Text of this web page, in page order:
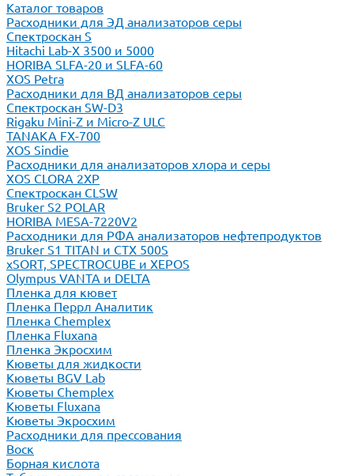
Каталог товаров
Расходники для ЭД анализаторов серы
Спектроскан S
Hitachi Lab-X 3500 и 5000
HORIBA SLFA-20 и SLFA-60
XOS Petra
Расходники для ВД анализаторов серы
Спектроскан SW-D3
Rigaku Mini-Z и Micro-Z ULC
TANAKA FX-700
XOS Sindie
Расходники для анализаторов хлора и серы
XOS CLORA 2XP
Спектроскан CLSW
Bruker S2 POLAR
HORIBA MESA-7220V2
Расходники для РФА анализаторов нефтепродуктов
Bruker S1 TITAN и CTX 500S
xSORT, SPECTROCUBE и XEPOS
Olympus VANTA и DELTA
Пленка для кювет
Пленка Перрл Аналитик
Пленка Chemplex
Пленка Fluxana
Пленка Экросхим
Кюветы для жидкости
Кюветы BGV Lab
Кюветы Chemplex
Кюветы Fluxana
Кюветы Экросхим
Расходники для прессования
Воск
Борная кислота